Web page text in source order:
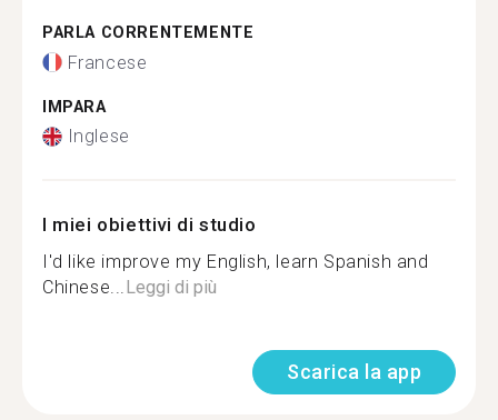
PARLA CORRENTEMENTE
Francese
IMPARA
Inglese
I miei obiettivi di studio
I'd like improve my English, learn Spanish and
Chinese...Leggi di più
Scarica la app